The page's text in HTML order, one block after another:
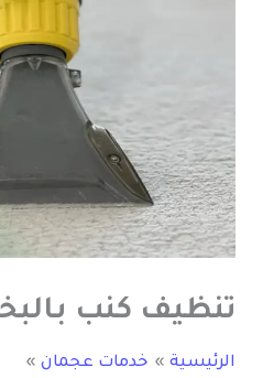
تنظيف كنب
الرئيسية
خدمات عجمان